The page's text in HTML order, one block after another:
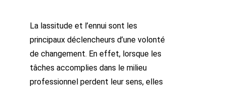
La lassitude et l’ennui sont les
principaux déclencheurs d’une volonté
de changement. En effet, lorsque les
tâches accomplies dans le milieu
professionnel perdent leur sens, elles